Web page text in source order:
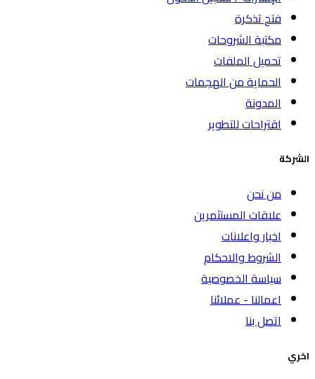
فتح تذكرة
مكتبة الشروحات
تحميل الملفات
الحماية من الهجمات
المدونة
اقتراحات للتطوير
الشركة
من نحن
علاقات المستثمرين
اخبار واعلانات
الشروط والاحكام
سياسة الخصوصية
اعمالنا - عملائنا
اتصل بنا
اخري